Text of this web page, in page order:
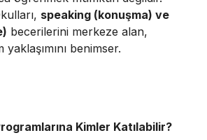
speaking (konuşma) ve
becerilerini merkeze alan,
benimser.
Kimler Katılabilir?